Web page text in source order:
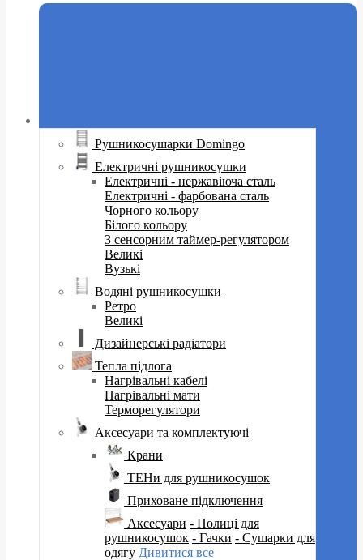
Рушникосушарки Domingo
Електричні рушникосушки
Електричні - нержавіюча сталь
Електричні - фарбована сталь
Чорного кольору
Білого кольору
З сенсорним таймер-регулятором
Великі
Вузькі
Водяні рушникосушки
Ретро
Великі
Дизайнерські радіатори
Тепла підлога
Нагрівальні кабелі
Нагрівальні мати
Терморегулятори
Аксесуари та комплектуючі
Крани
ТЕНи для рушникосушок
Приховане підключення
Аксесуари - Полиці для
рушникосушок - Гачки - Сушарки для
одягу Дивитися все